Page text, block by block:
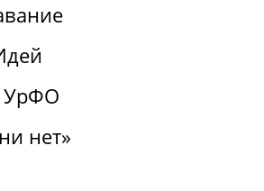
УрФО
нет»